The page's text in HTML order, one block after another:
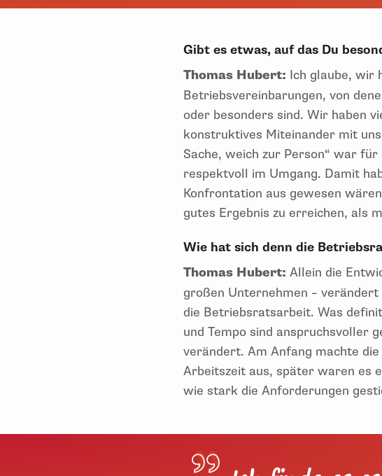
Gibt es etwas, auf das Du
Thomas Hubert: Ich glaube, wir
Betriebsvereinbarungen, von
oder besonders sind. Wir haben
konstruktives Miteinander mit
Sache, weich zur Person“ war
respektvoll im Umgang. Damit
Konfrontation aus gewesen
gutes Ergebnis zu erreichen, als
Wie hat sich denn die
Thomas Hubert: Allein die
großen Unternehmen –
die Betriebsratsarbeit. Was
und Tempo sind anspruchsvoller
verändert. Am Anfang machte
Arbeitszeit aus, später waren es
wie stark die Anforderungen